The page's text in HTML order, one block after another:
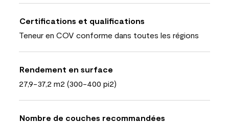
Certifications et qualifications
Teneur en COV conforme dans toutes les régions
Rendement en surface
27,9-37,2 m2 (300-400 pi2)
Nombre de couches recommandées